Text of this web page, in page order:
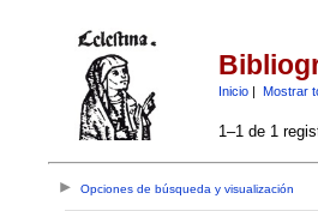
Inicio| Mostrar
1–1 de 1
Opciones de búsqueda y visualización